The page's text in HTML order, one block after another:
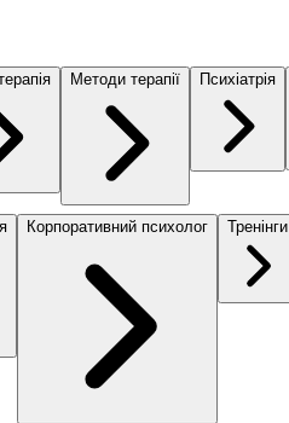
Методи терапії Психіатрія
Корпоративний психолог Тренінги